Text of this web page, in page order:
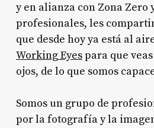
y en alianza con Zona Zero
profesionales, les
que desde hoy ya está al
Working Eyespara que
ojos, de lo que somos
Somos un grupo de
por la fotografía y la